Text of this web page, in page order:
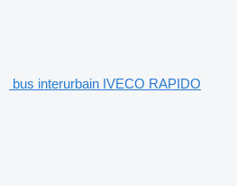
bus interurbain IVECO RAPIDO